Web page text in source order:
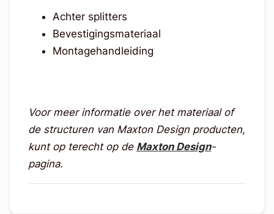
Achter splitters
Bevestigingsmateriaal
Montagehandleiding
Voor meer informatie over het materiaal of
de structuren van Maxton Design producten,
kunt op terecht op de Maxton Design-
pagina.